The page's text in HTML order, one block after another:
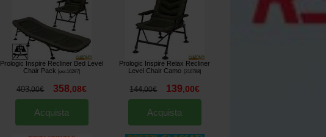
Prologic Inspire Recliner Bed Level
Chair Pack
[esc16297]
403,00€ 358,08€
Acquista
Prologic Inspire Relax Recliner
Level Chair Camo
216788]
144,00€ 139,00€
Acquista